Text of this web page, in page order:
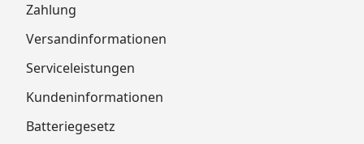
Zahlung
Versandinformationen
Serviceleistungen
Kundeninformationen
Batteriegesetz